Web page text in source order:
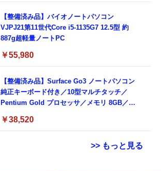
【整備済み品】バイオノートパソコン
VJPJ21第11世代Core i5-1135G7 12.5型 約
887g超軽量ノートPC
￥55,980
【整備済み品】Surface Go3 ノートパソコン
純正キーボード付き／10型マルチタッチ／
Pentium Gold プロセッサ／メモリ 8GB／
Bluetooth5.0／USB-C／1080p顔認証カメラ
￥38,520
>> もっと見る